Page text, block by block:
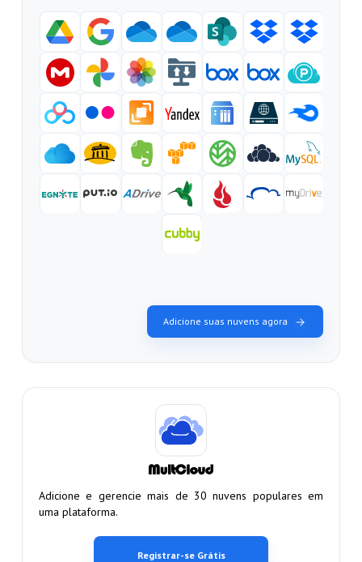
Adicione suas nuvens agora
Adicione e gerencie mais de 30 nuvens populares em
uma plataforma.
Registrar-se Grátis